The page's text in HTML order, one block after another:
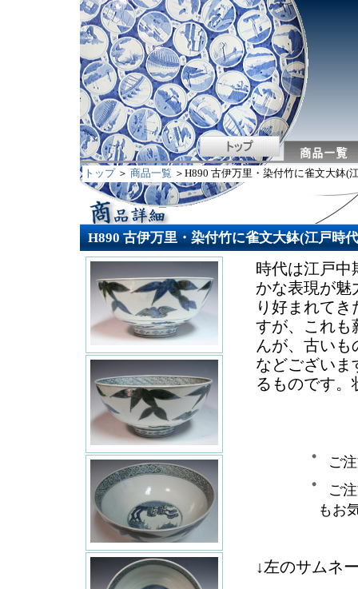
トップ ＞ 商品一覧 ＞H890 古伊万里・染付竹に雀文大鉢(
H890 古伊万里・染付竹に雀文大鉢(江戸時
時代は江戸中
かな表現が魅
り好まれて
すが、これも
んが、古いも
などございま
るものです。
ご
ご
もお
↓左のサムネ